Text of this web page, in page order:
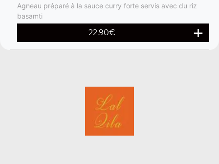
Agneau préparé à la sauce curry forte servis avec du riz
basamti
22.90€